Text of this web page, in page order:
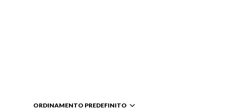
ORDINAMENTO PREDEFINITO